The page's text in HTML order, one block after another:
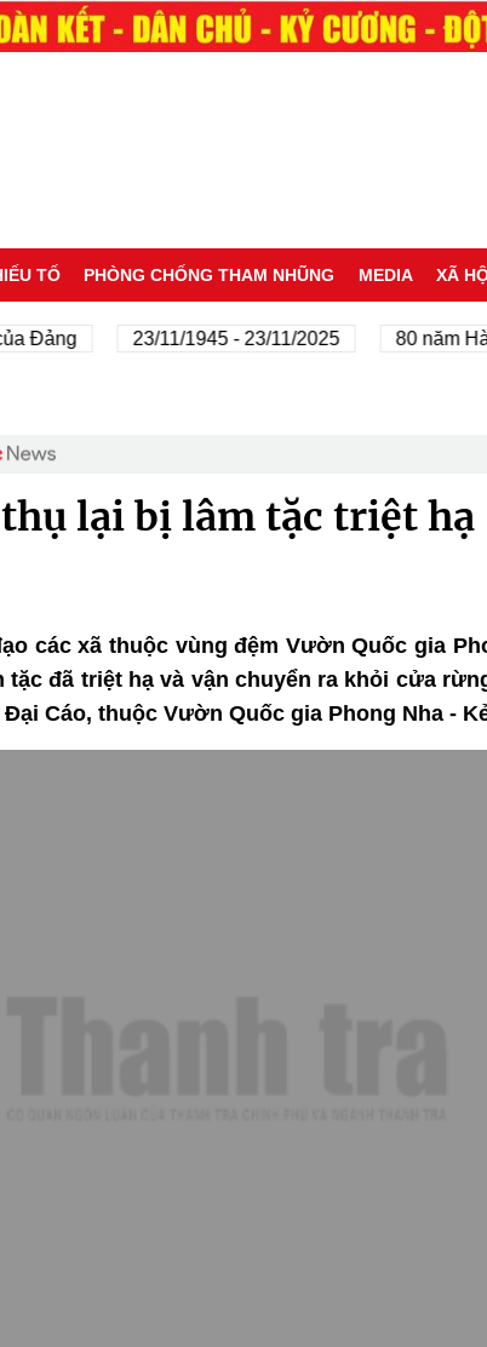
TỐ PHÒNG CHỐNG THAM NHŨNG MEDIA XÃ
23/11/1945 - 23/11/2025 80 năm Hành
lại bị lâm tặc triệt hạ
các xã thuộc vùng đệm Vườn Quốc gia
tặc đã triệt hạ và vận chuyển ra khỏi cửa
Cáo, thuộc Vườn Quốc gia Phong Nha -